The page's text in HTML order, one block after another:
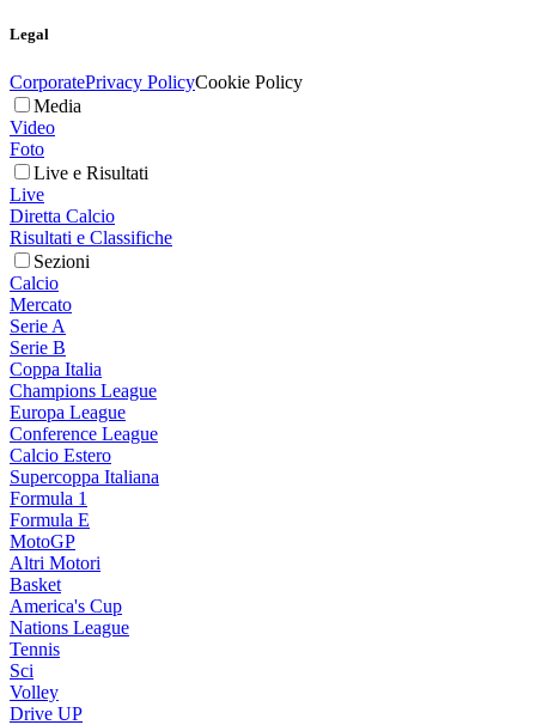
Legal
CorporatePrivacy PolicyCookie Policy
Media
Video
Foto
Live e Risultati
Live
Diretta Calcio
Risultati e Classifiche
Sezioni
Calcio
Mercato
Serie A
Serie B
Coppa Italia
Champions League
Europa League
Conference League
Calcio Estero
Supercoppa Italiana
Formula 1
Formula E
MotoGP
Altri Motori
Basket
America's Cup
Nations League
Tennis
Sci
Volley
Drive UP